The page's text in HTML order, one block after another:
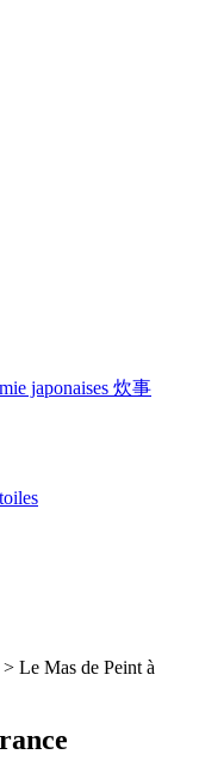
japonaises 炊事
> Le Mas de Peint à